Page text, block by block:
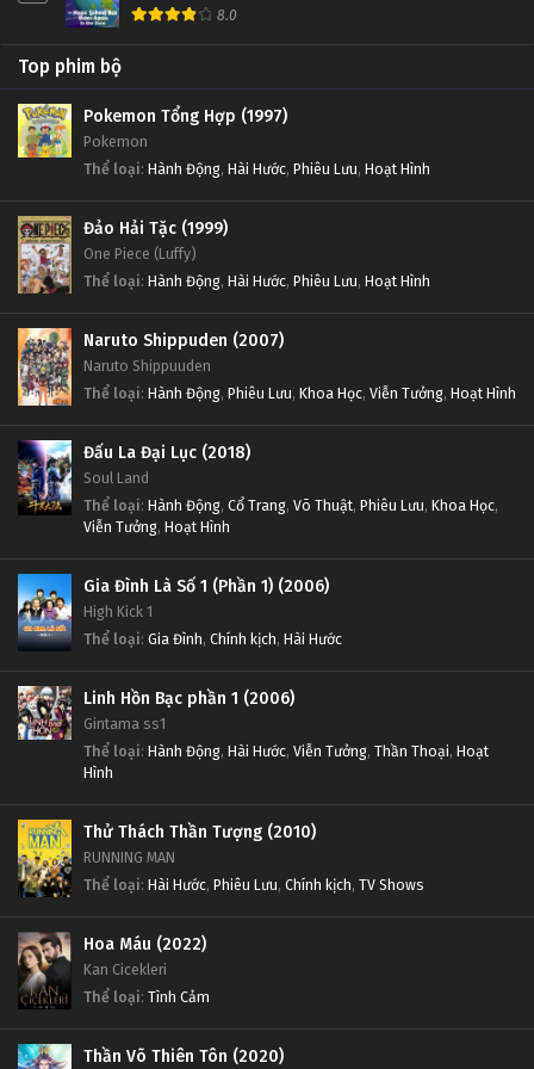
Gia Đình Là Số 1 (Phần 1) Tập Tập 107
Tập Tập 107
Gia Đình Là Số 1 (Phần 1) Tập Tập 106
Tập Tập 106
Gia Đình Là Số 1 (Phần 1) Tập Tập 105
Tập Tập 105
Tập Tập 104
Gia Đình Là Số 1 (Phần 1) Tập Tập 103
Gia Đình Là Số 1 (Phần 1) Tập Tập 102
Tập Tập 102
Gia Đình Là Số 1 (Phần 1) Tập Tập 101
Tập Tập 101
Tập Tập 100
Tập Tập 099
Gia Đình Là Số 1 (Phần 1) Tập Tập 098
Gia Đình Là Số 1 (Phần 1) Tập 113
Tập 113
Gia Đình Là Số 1 (Phần 1) Tập 112
Tập 112
Gia Đình Là Số 1 (Phần 1) Tập 111
Tập 111
Tập 110
Gia Đình Là Số 1 (Phần 1) Tập 109
Gia Đình Là Số 1 (Phần 1) Tập 108
Tập 108
Gia Đình Là Số 1 (Phần 1) Tập 107
Tập 107
Tập 106
Tập 105
Gia Đình Là Số 1 (Phần 1) Tập 104
8.0
Top phim bộ
Pokemon Tổng Hợp (1997)
Pokemon
Thể loại: Hành Động, Hài Hước, Phiêu Lưu, Hoạt Hình
Đảo Hải Tặc (1999)
One Piece (Luffy)
Thể loại: Hành Động, Hài Hước, Phiêu Lưu, Hoạt Hình
Naruto Shippuden (2007)
Naruto Shippuuden
Thể loại: Hành Động, Phiêu Lưu, Khoa Học, Viễn Tưởng, Hoạt Hình
Đấu La Đại Lục (2018)
Soul Land
Thể loại: Hành Động, Cổ Trang, Võ Thuật, Phiêu Lưu, Khoa Học,
Viễn Tưởng, Hoạt Hình
Gia Đình Là Số 1 (Phần 1) (2006)
High Kick 1
Thể loại: Gia Đình, Chính kịch, Hài Hước
Linh Hồn Bạc phần 1 (2006)
Gintama ss1
Thể loại: Hành Động, Hài Hước, Viễn Tưởng, Thần Thoại, Hoạt
Hình
Thử Thách Thần Tượng (2010)
RUNNING MAN
Thể loại: Hài Hước, Phiêu Lưu, Chính kịch, TV Shows
Hoa Máu (2022)
Kan Cicekleri
Thể loại: Tình Cảm
Thần Võ Thiên Tôn (2020)